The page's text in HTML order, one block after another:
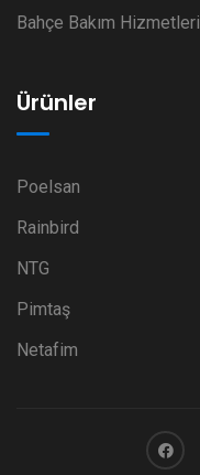
Bahçe Bakım Hizmetleri
Ürünler
Poelsan
Rainbird
NTG
Pimtaş
Netafim